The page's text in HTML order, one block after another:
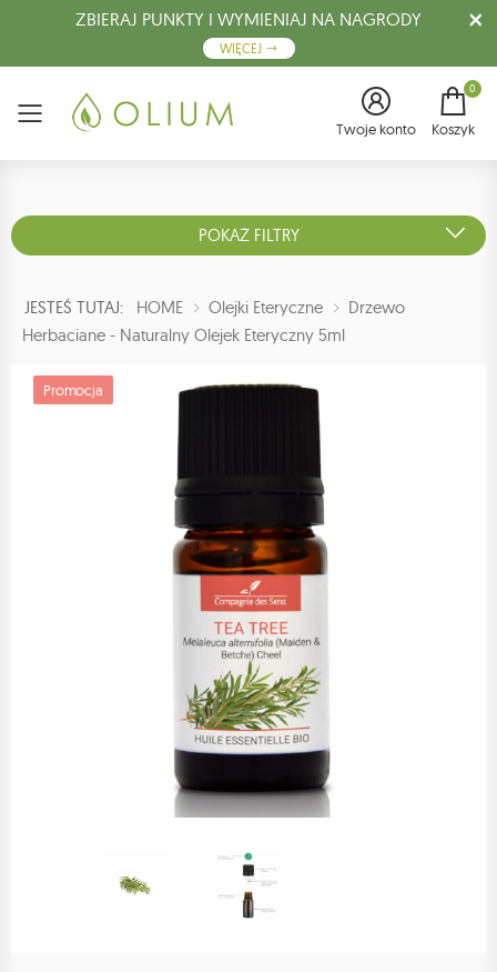
ZBIERAJ PUNKTY I WYMIENIAJ NA NAGRODY
WIĘCEJ
Menu Twoje konto
0
Koszyk
POKAŻ FILTRY
JESTEŚ TUTAJ: HOME Olejki Eteryczne
Drzewo
Herbaciane - Naturalny Olejek Eteryczny 5ml
Promocja